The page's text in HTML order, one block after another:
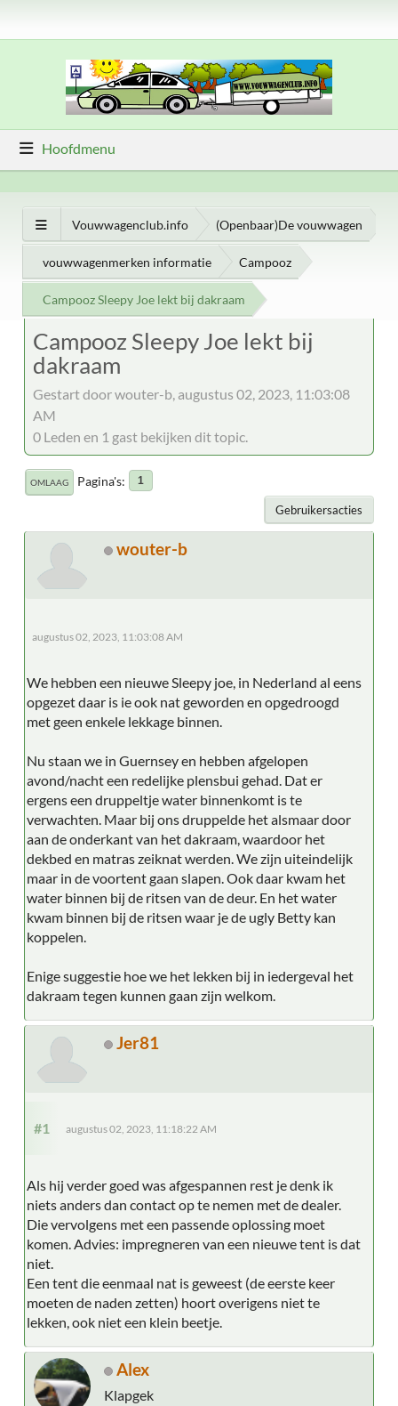
Hoofdmenu
Vouwwagenclub.info (Openbaar)De vouwwagen
vouwwagenmerken informatie Campooz
Campooz Sleepy Joe lekt bij dakraam
Campooz Sleepy Joe lekt bij
dakraam
Gestart door wouter-b, augustus 02, 2023, 11:03:08
AM
0 Leden en 1 gast bekijken dit topic.
OMLAAG Pagina's 1
Gebruikersacties
wouter-b
augustus 02, 2023, 11:03:08 AM
We hebben een nieuwe Sleepy joe, in Nederland al eens
opgezet daar is ie ook nat geworden en opgedroogd
met geen enkele lekkage binnen.
Nu staan we in Guernsey en hebben afgelopen
avond/nacht een redelijke plensbui gehad. Dat er
ergens een druppeltje water binnenkomt is te
verwachten. Maar bij ons druppelde het alsmaar door
aan de onderkant van het dakraam, waardoor het
dekbed en matras zeiknat werden. We zijn uiteindelijk
maar in de voortent gaan slapen. Ook daar kwam het
water binnen bij de ritsen van de deur. En het water
kwam binnen bij de ritsen waar je de ugly Betty kan
koppelen.
Enige suggestie hoe we het lekken bij in iedergeval het
dakraam tegen kunnen gaan zijn welkom.
Jer81
#1 augustus 02, 2023, 11:18:22 AM
Als hij verder goed was afgespannen rest je denk ik
niets anders dan contact op te nemen met de dealer.
Die vervolgens met een passende oplossing moet
komen. Advies: impregneren van een nieuwe tent is dat
niet.
Een tent die eenmaal nat is geweest (de eerste keer
moeten de naden zetten) hoort overigens niet te
lekken, ook niet een klein beetje.
Alex
Klapgek